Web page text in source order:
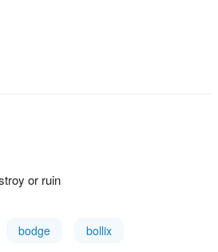
or ruin
bodge bollix